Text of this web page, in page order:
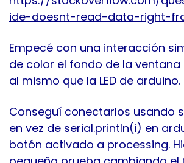
ide-doesnt-read-data-right-
Empecé con una interacción
de color el fondo de la
al mismo que la LED de arduino.
Conseguí conectarlos usando
en vez de serial.println(i) en
botón activado a processing.